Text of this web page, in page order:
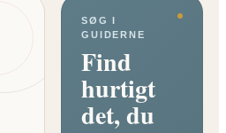
SØG I
GUIDERNE
Find
hurtigt
det, du